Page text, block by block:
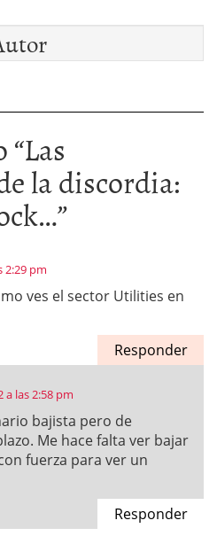
“Las
la discordia:
”
2:29 pm
ves el sector Utilities en
Responder
a las 2:58 pm
bajista pero de
Me hace falta ver bajar
fuerza para ver un
Responder